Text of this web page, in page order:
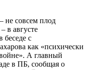
не совсем плод
в августе
беседе с
как «психически
А главный
в ПБ, сообщая о